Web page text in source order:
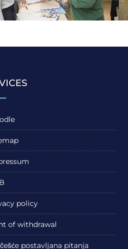
policy
of withdrawal
postavljana pitanja